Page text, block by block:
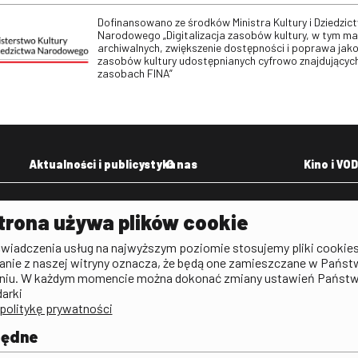
Dofinansowano ze środków Ministra Kultury i
Narodowego „Digitalizacja zasobów kultury, w tym
archiwalnych, zwiększenie dostępności i poprawa
zasobów kultury udostępnianych cyfrowo
zasobach FINA”
Aktualności i publicystyka
Aktualności
Publicystyka filmowa
O nas
Deklaracja dostępności
Polityka antykorupcyjna
Kino i VOD
używa plików cookie
usług na najwyższym poziomie stosujemy pliki
z naszej witryny oznacza, że będą one zamieszczane w
W każdym momencie można dokonać zmiany ustawień
prywatności